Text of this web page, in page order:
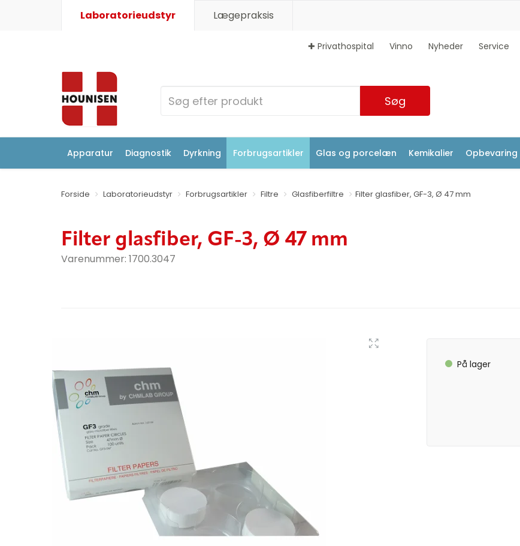
Laboratorieudstyr Lægepraksis
✚ Privathospital Vinno Nyheder Service
Søg
Apparatur Diagnostik Dyrkning Forbrugsartikler Glas og porcelæn Kemikalier Opbevaring
Forside Laboratorieudstyr Forbrugsartikler Filtre Glasfiberfiltre Filter glasfiber, GF-3, Ø 47 mm
Filter glasfiber, GF-3, Ø 47 mm
Varenummer: 1700.3047
På lager